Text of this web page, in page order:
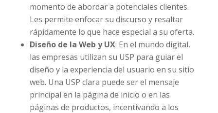
momento de abordar a potenciales clientes.
Les permite enfocar su discurso y resaltar
rápidamente lo que hace especial a su oferta.
Diseño de la Web y UX: En el mundo digital,
las empresas utilizan su USP para guiar el
diseño y la experiencia del usuario en su sitio
web. Una USP clara puede ser el mensaje
principal en la página de inicio o en las
páginas de productos, incentivando a los